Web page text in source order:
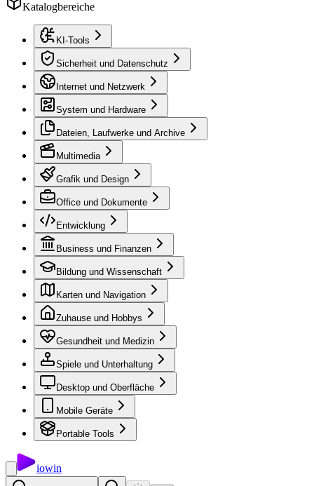
Katalogbereiche
KI-Tools
Sicherheit und Datenschutz
Internet und Netzwerk
System und Hardware
Dateien, Laufwerke und Archive
Multimedia
Grafik und Design
Office und Dokumente
Entwicklung
Business und Finanzen
Bildung und Wissenschaft
Karten und Navigation
Zuhause und Hobbys
Gesundheit und Medizin
Spiele und Unterhaltung
Desktop und Oberfläche
Mobile Geräte
Portable Tools
iowin